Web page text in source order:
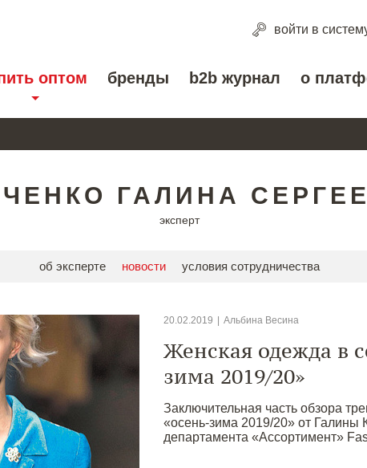
войти в
оптом бренды b2b журнал о
ГАЛИНА
эксперт
об эксперте новости условия сотрудничества
20.02.2019 Альбина Весина
Женская одежда в
зима 2019/20»
Заключительная часть обзора
«осень-зима 2019/20» от Галины
департамента «Ассортимент»